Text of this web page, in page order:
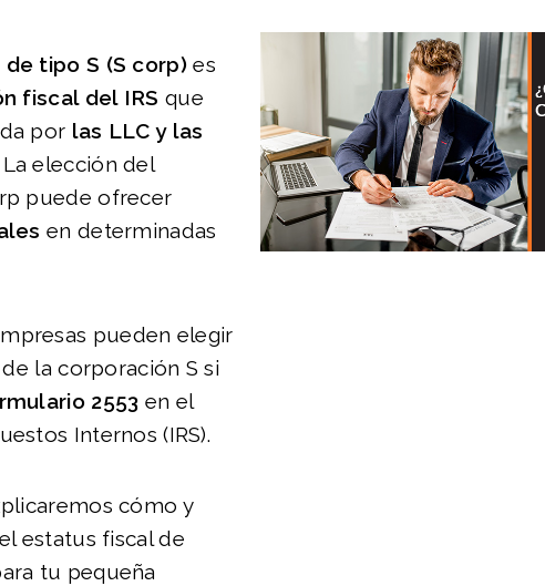
tipo S (S corp)es
fiscal del IRS que
por las LLC y las
La elección del
puede ofrecer
en determinadas
pueden elegir
la corporación S si
2553 en el
Internos (IRS).
cómo y
estatus fiscal de
tu pequeña